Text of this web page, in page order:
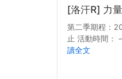
[洛汗R] 力
第二季期程：
止 活動時間：
讀全文